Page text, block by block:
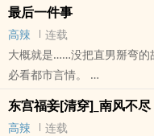
记向您QQ群和微博里的朋友
最后一件事
高辣
连载
大概就是……没把直男掰弯的
必看都市言情。
本站提示：各位书友要是觉
向您QQ群和微博里的朋友推
东宫福妾[清穿]_南风不尽
高辣 连载